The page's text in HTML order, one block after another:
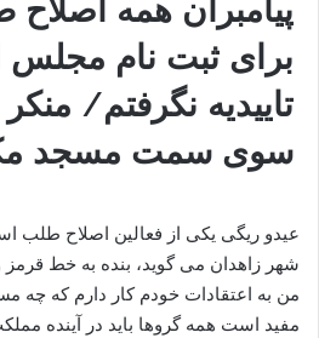
پیامبران همه
برای ثبت نام
تاییدیه نگرفتم/
سوی سمت مسجد
عیدو ریگی یکی از فعالین اصلاح طلب
شهر زاهدان می گوید، بنده به خط قرمز
من به اعتقادات خودم کار دارم که چه
مفید است همه گروها باید در آینده